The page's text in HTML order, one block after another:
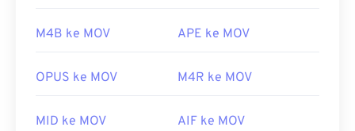
M4B ke MOV APE ke MOV
OPUS ke MOV M4R ke MOV
MID ke MOV AIF ke MOV